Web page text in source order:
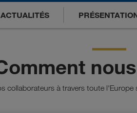
ACTUALITÉS
collaborateurs à travers toute l'Europe